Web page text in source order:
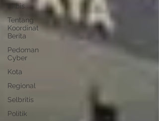
Ekbis
Tentang
Koordinat
Berita
Pedoman
Cyber
Kota
Regional
Selbritis
Politik